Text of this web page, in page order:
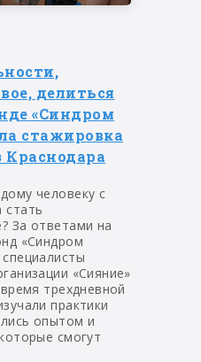
делиться
«Синдром
стажировка
Краснодара
человеку с
стать
За ответами на
«Синдром
«Сияние»
трехдневной
практики
опытом и
смогут